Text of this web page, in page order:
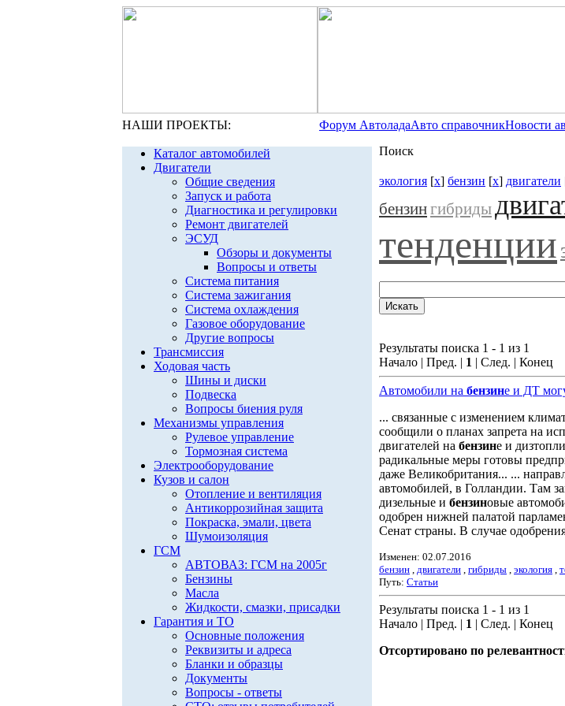
НАШИ ПРОЕКТЫ: Форум АвтоладаАвто справочникНовости
Каталог автомобилей
Двигатели
Общие сведения
Запуск и работа
Диагностика и регулировки
Ремонт двигателей
ЭСУД
Обзоры и документы
Вопросы и ответы
Система питания
Система зажигания
Система охлаждения
Газовое оборудование
Другие вопросы
Трансмиссия
Ходовая часть
Шины и диски
Подвеска
Вопросы биения руля
Механизмы управления
Рулевое управление
Тормозная система
Электрооборудование
Кузов и салон
Отопление и вентиляция
Антикоррозийная защита
Покраска, эмали, цвета
Шумоизоляция
ГСМ
АВТОВАЗ: ГСМ на 2005г
Бензины
Масла
Жидкости, смазки, присадки
Гарантия и ТО
Основные положения
Реквизиты и адреса
Бланки и образцы
Документы
Вопросы - ответы
Поиск
экология [x] бензин [x] двигатели
бензингибриды
тенденции
Результаты поиска 1 - 1 из 1
Начало | Пред. | 1 | След. | Конец
Автомобили на бензине и ДТ
... связанные с изменением
сообщили о планах запрета на
двигателей на бензине и
радикальные меры готовы
даже Великобритания... ...
автомобилей, в Голландии. Там
дизельные и бензиновые
одобрен нижней палатой
Сенат страны. В случае
Изменен: 02.07.2016
бензин , двигатели , гибриды , экология ,
Путь: Статьи
Результаты поиска 1 - 1 из 1
Начало | Пред. | 1 | След. | Конец
Отсортировано по